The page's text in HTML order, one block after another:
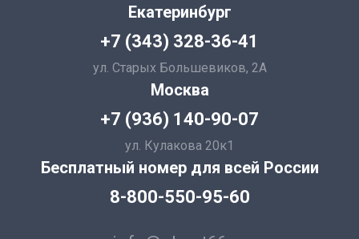
Екатеринбург
+7 (343) 328-36-41
ул. Старых Большевиков, 2А
Москва
+7 (936) 140-90-07
ул. Кулакова 20к1
Бесплатный номер для всей России
8-800-550-95-60